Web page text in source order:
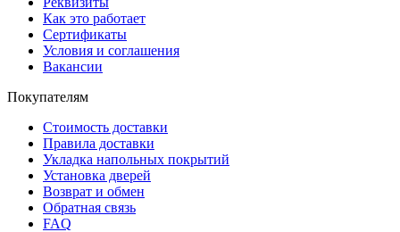
Как это работает
Сертификаты
Условия и соглашения
Вакансии
Покупателям
Стоимость доставки
Правила доставки
Укладка напольных покрытий
Установка дверей
Возврат и обмен
Обратная связь
FAQ